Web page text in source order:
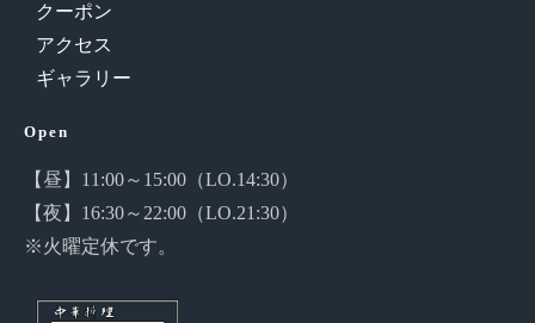
クーポン
アクセス
ギャラリー
Open
【昼】11:00～15:00（LO.14:30）
【夜】16:30～22:00（LO.21:30）
※火曜定休です。